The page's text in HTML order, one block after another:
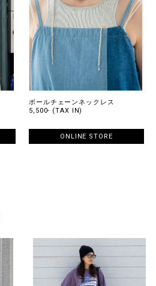
ボールチェーンネックレス
5,500- (TAX IN)
ONLINE STORE